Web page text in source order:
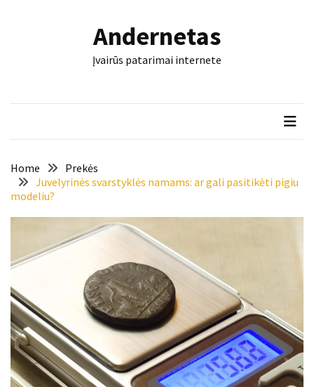
trinkelės
tarnaus
dešimtmečius
Mašininis
vertimas
dokumentai:
keli
paplitę
mitai
Reduktorius
Andernetas
Įvairūs patarimai internete
Home
Prekės
Juvelyrinės svarstyklės namams: ar gali pasitikėti pigiu
modeliu?